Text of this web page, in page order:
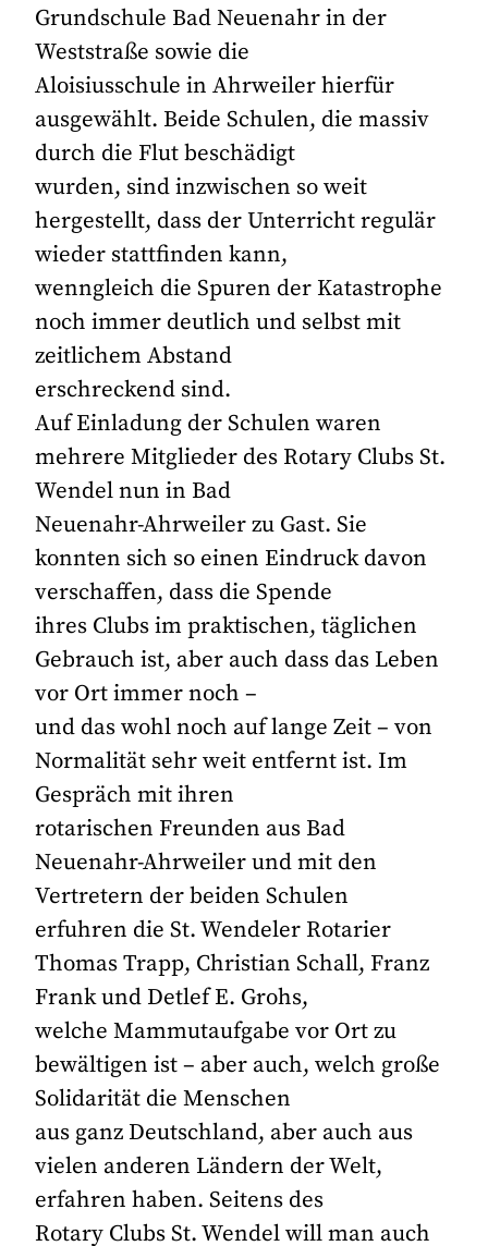
Grundschule Bad Neuenahr in der
Weststraße sowie die
Aloisiusschule in Ahrweiler hierfür
ausgewählt. Beide Schulen, die massiv
durch die Flut beschädigt
wurden, sind inzwischen so weit
hergestellt, dass der Unterricht regulär
wieder stattfinden kann,
wenngleich die Spuren der Katastrophe
noch immer deutlich und selbst mit
zeitlichem Abstand
erschreckend sind.
Auf Einladung der Schulen waren
mehrere Mitglieder des Rotary Clubs St.
Wendel nun in Bad
Neuenahr-Ahrweiler zu Gast. Sie
konnten sich so einen Eindruck davon
verschaffen, dass die Spende
ihres Clubs im praktischen, täglichen
Gebrauch ist, aber auch dass das Leben
vor Ort immer noch –
und das wohl noch auf lange Zeit – von
Normalität sehr weit entfernt ist. Im
Gespräch mit ihren
rotarischen Freunden aus Bad
Neuenahr-Ahrweiler und mit den
Vertretern der beiden Schulen
erfuhren die St. Wendeler Rotarier
Thomas Trapp, Christian Schall, Franz
Frank und Detlef E. Grohs,
welche Mammutaufgabe vor Ort zu
bewältigen ist – aber auch, welch große
Solidarität die Menschen
aus ganz Deutschland, aber auch aus
vielen anderen Ländern der Welt,
erfahren haben. Seitens des
Rotary Clubs St. Wendel will man auch